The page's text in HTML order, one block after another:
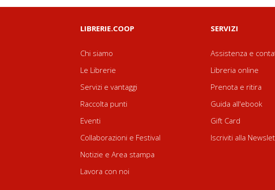
LIBRERIE.COOP
Chi siamo
Le Librerie
Servizi e vantaggi
Raccolta punti
Eventi
Collaborazioni e Festival
Notizie e Area stampa
Lavora con noi
SERVIZI
Assistenza e
Libreria online
Prenota e ritira
Guida all'ebook
Gift Card
Iscriviti alla